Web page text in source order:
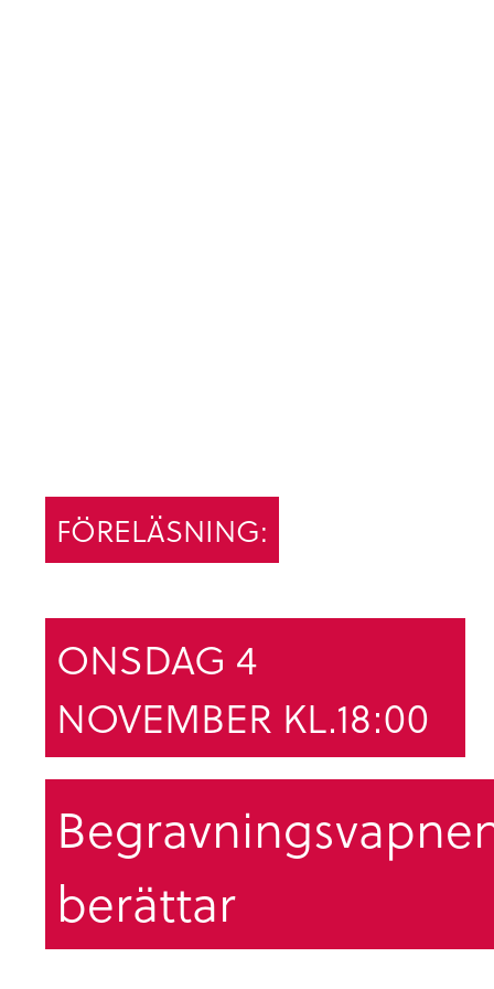
FÖRELÄSNING:
ONSDAG 4
NOVEMBER KL.18:00
berättar